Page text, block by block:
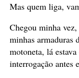
Mas quem liga,
Chegou minha
minhas armaduras
motoneta, lá
interrogação antes